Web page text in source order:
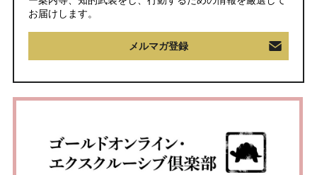
お届けします。
メルマガ登録